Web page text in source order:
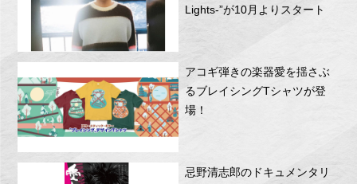
Lights-”が10月よりスタート
アコギ弾きの楽器愛を揺さぶ
るブレイシングTシャツが登
場！
忌野清志郎のドキュメンタリ